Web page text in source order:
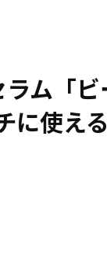
ラム「
に使え